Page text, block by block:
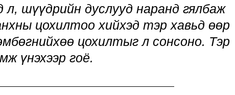
л, шүүдрийн дуслууд наранд гялбаж
цохилтоо хийхэд тэр хавьд өөр
цохилтыг л сонсоно. Тэр
үнэхээр гоё.